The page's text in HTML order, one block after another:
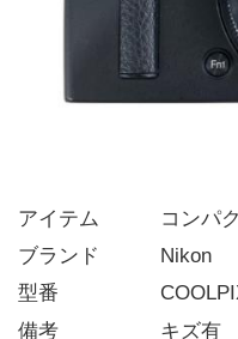
アイテム   コンパク
ブランド   Nikon
型番
備考     キズ有